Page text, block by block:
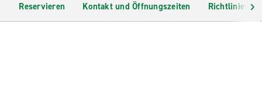
Reservieren Kontakt und Öffnungszeiten Richtlinien